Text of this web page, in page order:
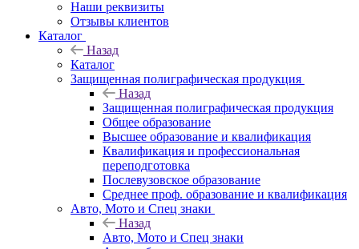
Наши реквизиты
Отзывы клиентов
Каталог
Назад
Каталог
Защищенная полиграфическая продукция
Назад
Защищенная полиграфическая продукция
Общее образование
Высшее образование и квалификация
Квалификация и профессиональная
переподготовка
Послевузовское образование
Среднее проф. образование и квалификация
Авто, Мото и Спец знаки
Назад
Авто, Мото и Спец знаки